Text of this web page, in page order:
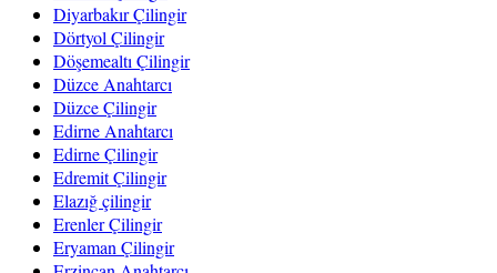
Diyarbakır Çilingir
Dörtyol Çilingir
Döşemealtı Çilingir
Düzce Anahtarcı
Düzce Çilingir
Edirne Anahtarcı
Edirne Çilingir
Edremit Çilingir
Elazığ çilingir
Erenler Çilingir
Eryaman Çilingir